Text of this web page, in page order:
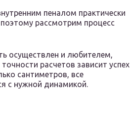
пеналом практически
рассмотрим процесс
осуществлен и любителем,
расчетов зависит успех
сантиметров, все
с нужной динамикой.